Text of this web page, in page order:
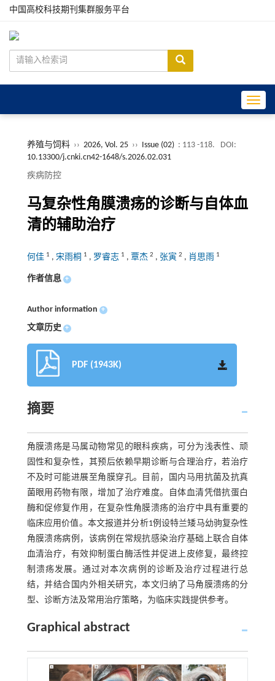
中国高校科技期刊集群服务平台
养殖与饲料 ›› 2026, Vol. 25 ›› Issue (02) : 113 -118.
DOI:
10.13300/j.cnki.cn42-1648/s.2026.02.031
疾病防控
马复杂性角膜溃疡的诊断与自体血
清的辅助治疗
何佳 1 , 宋雨桐 1 , 罗睿志 1 , 覃杰 2 , 张寅 2 , 肖思雨 1
作者信息 +
Author information +
文章历史 +
PDF (1943K)
摘要
角膜溃疡是马属动物常见的眼科疾病，可分为浅表性、顽
固性和复杂性，其预后依赖早期诊断与合理治疗，若治疗
不及时可能进展至角膜穿孔。目前，国内马用抗菌及抗真
菌眼用药物有限，增加了治疗难度。自体血清凭借抗蛋白
酶和促修复作用，在复杂性角膜溃疡的治疗中具有重要的
临床应用价值。本文报道并分析1例设特兰矮马幼驹复杂性
角膜溃疡病例，该病例在常规抗感染治疗基础上联合自体
血清治疗，有效抑制蛋白酶活性并促进上皮修复，最终控
制溃疡发展。通过对本次病例的诊断及治疗过程进行总
结，并结合国内外相关研究，本文归纳了马角膜溃疡的分
型、诊断方法及常用治疗策略，为临床实践提供参考。
Graphical abstract